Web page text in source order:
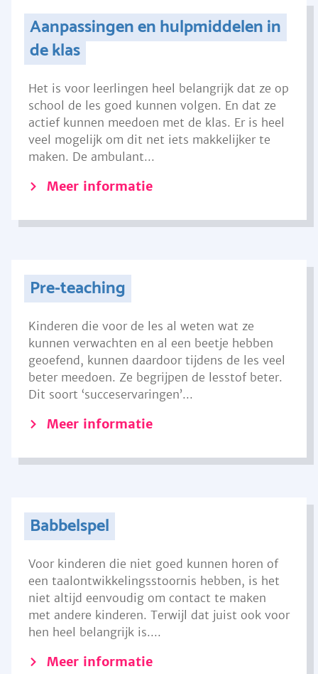
Aanpassingen en hulpmiddelen in
de klas
Het is voor leerlingen heel belangrijk dat ze op
school de les goed kunnen volgen. En dat ze
actief kunnen meedoen met de klas. Er is heel
veel mogelijk om dit net iets makkelijker te
maken. De ambulant...
Meer informatie
Pre-teaching
Kinderen die voor de les al weten wat ze
kunnen verwachten en al een beetje hebben
geoefend, kunnen daardoor tijdens de les veel
beter meedoen. Ze begrijpen de lesstof beter.
Dit soort ‘succeservaringen’...
Meer informatie
Babbelspel
Voor kinderen die niet goed kunnen horen of
een taalontwikkelingsstoornis hebben, is het
niet altijd eenvoudig om contact te maken
met andere kinderen. Terwijl dat juist ook voor
hen heel belangrijk is....
Meer informatie